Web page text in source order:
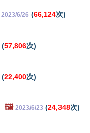
2023/6/26 (66,124次)
(57,806次)
(22,400次)
🖼️ 2023/6/23 (24,348次)